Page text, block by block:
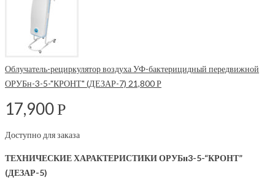
Облучатель-рециркулятор воздуха УФ-бактерицидный передвижной
ОРУБн-3-5-"КРОНТ" (ДЕЗАР-7) 21,800 Р
17,900Р
Доступно для заказа
ТЕХНИЧЕСКИЕ ХАРАКТЕРИСТИКИ ОРУБн3-5-“КРОНТ”
(ДЕЗАР-5)